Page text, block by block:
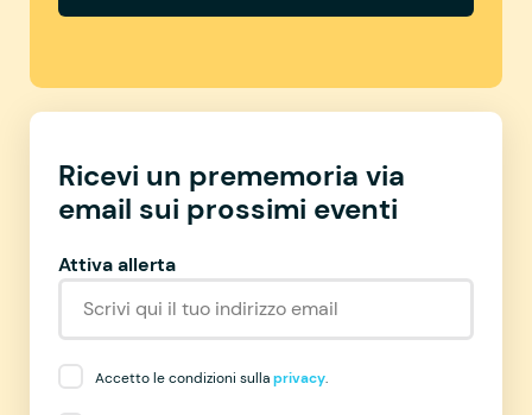
Ricevi un prememoria via
email sui prossimi eventi
Attiva allerta
Accetto le condizioni sullaprivacy.